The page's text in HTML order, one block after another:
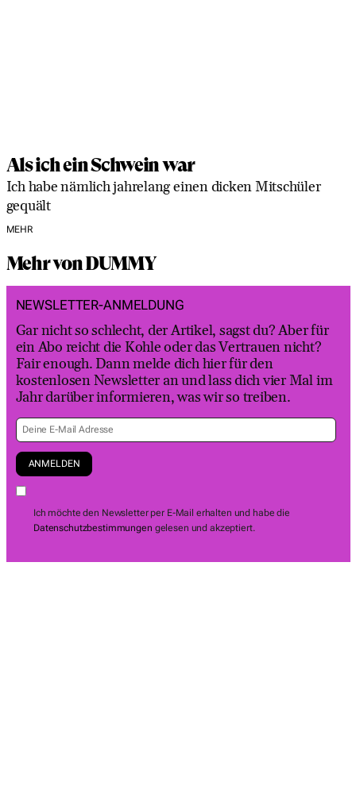
Als ich ein Schwein war
Ich habe nämlich jahrelang einen dicken Mitschüler
gequält
MEHR
Mehr von DUMMY
NEWSLETTER-ANMELDUNG
Gar nicht so schlecht, der Artikel, sagst du? Aber für
ein Abo reicht die Kohle oder das Vertrauen nicht?
Fair enough. Dann melde dich hier für den
kostenlosen Newsletter an und lass dich vier Mal im
Jahr darüber informieren, was wir so treiben.
Ich möchte den Newsletter per E-Mail erhalten und habe die
Datenschutzbestimmungen gelesen und akzeptiert.